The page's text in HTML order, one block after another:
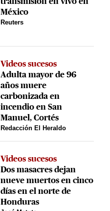
México
Reuters
Videos sucesos
Adulta mayor de 96
años muere
carbonizada en
incendio en San
Manuel, Cortés
Redacción El Heraldo
Videos sucesos
Dos masacres dejan
nueve muertos en cinco
días en el norte de
Honduras